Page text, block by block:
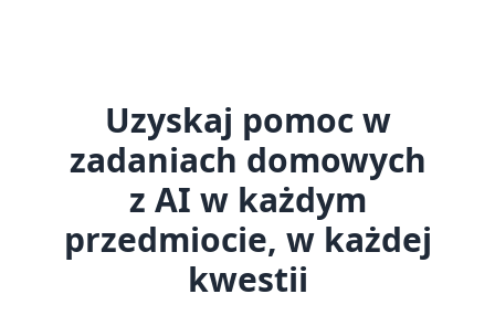
Uzyskaj pomoc w
zadaniach domowych
z AI w każdym
przedmiocie, w każdej
kwestii